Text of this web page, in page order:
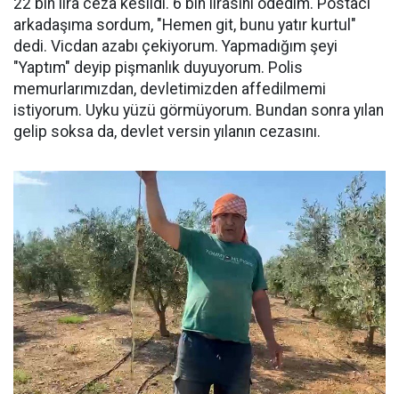
22 bin lira ceza kesildi. 6 bin lirasını ödedim. Postacı
arkadaşıma sordum, "Hemen git, bunu yatır kurtul"
dedi. Vicdan azabı çekiyorum. Yapmadığım şeyi
"Yaptım" deyip pişmanlık duyuyorum. Polis
memurlarımızdan, devletimizden affedilmemi
istiyorum. Uyku yüzü görmüyorum. Bundan sonra yılan
gelip soksa da, devlet versin yılanın cezasını.